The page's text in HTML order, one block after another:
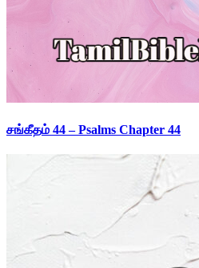
சங்கீதம் 44 – Psalms Chapter 44